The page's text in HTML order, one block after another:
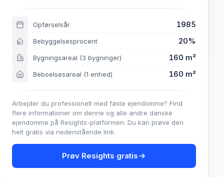
Opførselsår 1985
Bebyggelsesprocent 20%
Bygningsareal (3 bygninger) 160 m²
Beboelsesareal (1 enhed) 160 m²
Arbejder du professionelt med faste ejendomme? Find
flere informationer om denne og alle andre danske
ejendomme på Resights-platformen. Du kan prøve den
helt gratis via nedenstående link.
Prøv Resights gratis